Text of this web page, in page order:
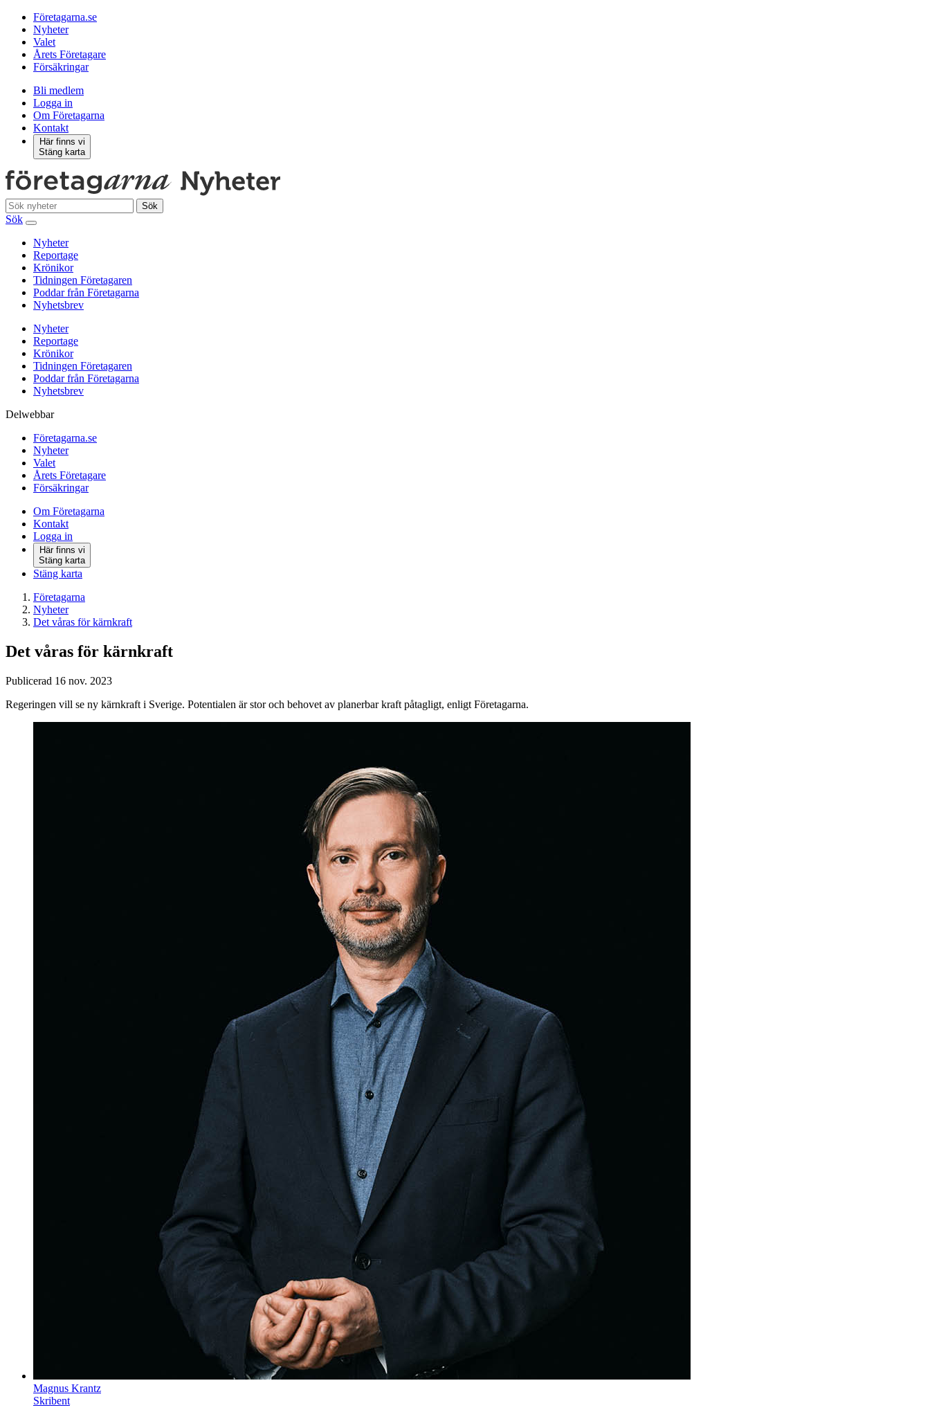
Företagarna.se
Nyheter
Valet
Årets Företagare
Försäkringar
Bli medlem
Logga in
Om Företagarna
Kontakt
Här finns vi
Stäng karta
Sök
Sök
Nyheter
Reportage
Krönikor
Tidningen Företagaren
Poddar från Företagarna
Nyhetsbrev
Nyheter
Reportage
Krönikor
Tidningen Företagaren
Poddar från Företagarna
Nyhetsbrev
Delwebbar
Företagarna.se
Nyheter
Valet
Årets Företagare
Försäkringar
Om Företagarna
Kontakt
Logga in
Här finns vi
Stäng karta
Stäng karta
Företagarna
Nyheter
Det våras för kärnkraft
Det våras för kärnkraft
Publicerad 16 nov. 2023
Regeringen vill se ny kärnkraft i Sverige. Potentialen är stor och behovet av planerbar kraft påtagligt, enligt Företagarna.
Magnus Krantz
Skribent